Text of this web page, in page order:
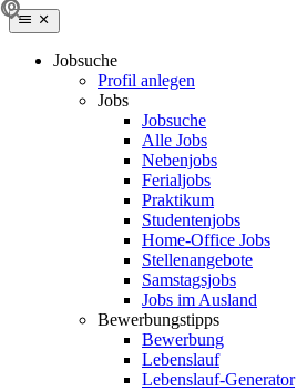
Jobsuche
Profil anlegen
Jobs
Jobsuche
Alle Jobs
Nebenjobs
Ferialjobs
Praktikum
Studentenjobs
Home-Office Jobs
Stellenangebote
Samstagsjobs
Jobs im Ausland
Bewerbungstipps
Bewerbung
Lebenslauf
Lebenslauf-Generator